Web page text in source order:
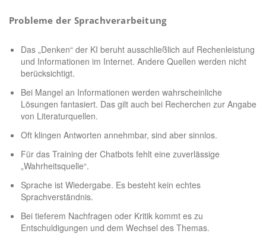
Probleme der Sprachverarbeitung
Das „Denken“ der KI beruht ausschließlich auf Rechenleistung
und Informationen im Internet. Andere Quellen werden nicht
berücksichtigt.
Bei Mangel an Informationen werden wahrscheinliche
Lösungen fantasiert. Das gilt auch bei Recherchen zur Angabe
von Literaturquellen.
Oft klingen Antworten annehmbar, sind aber sinnlos.
Für das Training der Chatbots fehlt eine zuverlässige
„Wahrheitsquelle“.
Sprache ist Wiedergabe. Es besteht kein echtes
Sprachverständnis.
Bei tieferem Nachfragen oder Kritik kommt es zu
Entschuldigungen und dem Wechsel des Themas.